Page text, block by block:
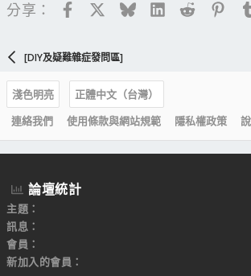
分享： FacebookBlueskyLinkedIn
Reddit
[DIY及疑難雜症發問區]
淺色明亮
正體中文（台灣）
連絡我們
使用條款與網站規範 隱私權政策
論壇統計
主題
訊息
會員
新加入的會員